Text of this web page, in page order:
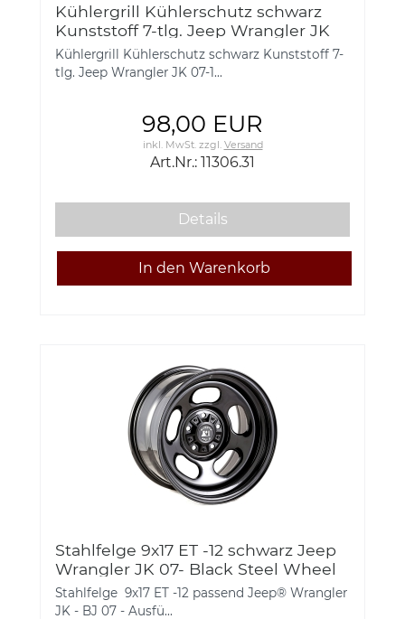
Kühlergrill Kühlerschutz schwarz
Kunststoff 7-tlg. Jeep Wrangler JK
07-18 Rugged Ridge 11306.31 Grille
Inserts, Mesh, Black, 07
Kühlergrill Kühlerschutz schwarz Kunststoff 7-
tlg. Jeep Wrangler JK 07-1...
98,00 EUR
inkl. MwSt.zzgl. Versand
Art.Nr.: 11306.31
Details
Stahlfelge 9x17 ET -12 schwarz Jeep
Wrangler JK 07- Black Steel Wheel
Hubcentric with Center Cap 17x9
RuggedRidge 15500.78
Stahlfelge 9x17 ET -12 passend Jeep® Wrangler
JK - BJ 07 - Ausfü...